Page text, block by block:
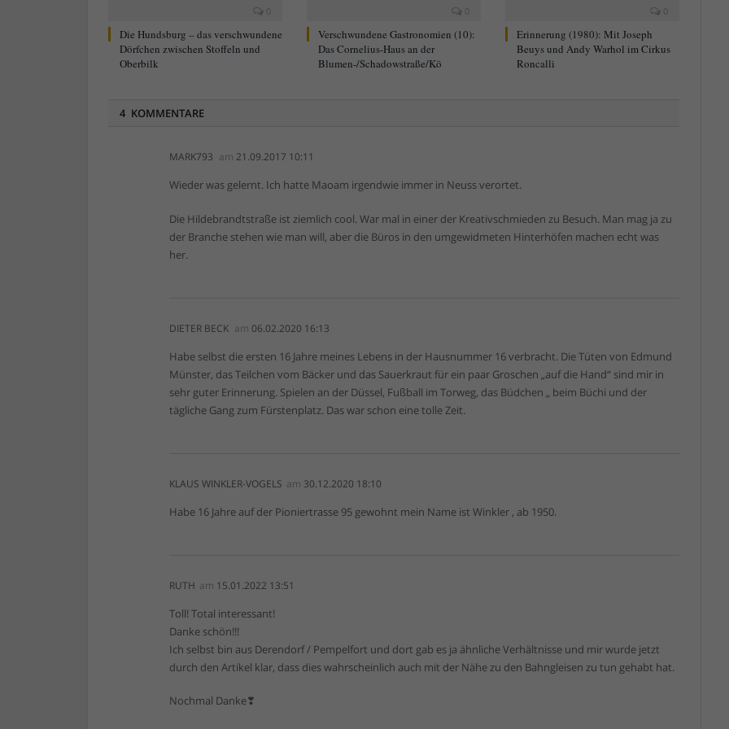
0
Die Hundsburg – das verschwundene
Dörfchen zwischen Stoffeln und
Oberbilk
0
Verschwundene Gastronomien (10):
Das Cornelius-Haus an der
Blumen-/Schadowstraße/Kö
0
Erinnerung (1980): Mit Joseph
Beuys und Andy Warhol im Cirkus
Roncalli
4 KOMMENTARE
MARK793 am 21.09.2017 10:11
Wieder was gelernt. Ich hatte Maoam irgendwie immer in Neuss verortet.
Die Hildebrandtstraße ist ziemlich cool. War mal in einer der Kreativschmieden zu Besuch. Man mag ja zu
der Branche stehen wie man will, aber die Büros in den umgewidmeten Hinterhöfen machen echt was
her.
DIETER BECK am 06.02.2020 16:13
Habe selbst die ersten 16 Jahre meines Lebens in der Hausnummer 16 verbracht. Die Tüten von Edmund
Münster, das Teilchen vom Bäcker und das Sauerkraut für ein paar Groschen „auf die Hand“ sind mir in
sehr guter Erinnerung. Spielen an der Düssel, Fußball im Torweg, das Büdchen „ beim Büchi und der
tägliche Gang zum Fürstenplatz. Das war schon eine tolle Zeit.
KLAUS WINKLER-VOGELS am 30.12.2020 18:10
Habe 16 Jahre auf der Pioniertrasse 95 gewohnt mein Name ist Winkler , ab 1950.
RUTH am 15.01.2022 13:51
Toll! Total interessant!
Danke schön!!!
Ich selbst bin aus Derendorf / Pempelfort und dort gab es ja ähnliche Verhältnisse und mir wurde jetzt
durch den Artikel klar, dass dies wahrscheinlich auch mit der Nähe zu den Bahngleisen zu tun gehabt hat.
Nochmal Danke❣